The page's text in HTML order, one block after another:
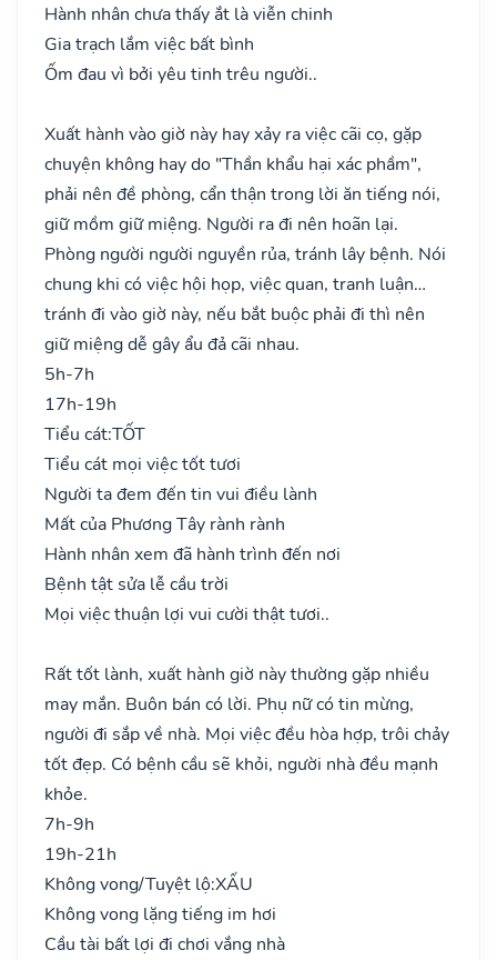
Hành nhân chưa thấy ắt là viễn chinh
Gia trạch lắm việc bất bình
Ốm đau vì bởi yêu tinh trêu người..
Xuất hành vào giờ này hay xảy ra việc cãi cọ, gặp
chuyện không hay do "Thần khẩu hại xác phầm",
phải nên đề phòng, cẩn thận trong lời ăn tiếng nói,
giữ mồm giữ miệng. Người ra đi nên hoãn lại.
Phòng người người nguyền rủa, tránh lây bệnh. Nói
chung khi có việc hội họp, việc quan, tranh luận…
tránh đi vào giờ này, nếu bắt buộc phải đi thì nên
giữ miệng dễ gây ẩu đả cãi nhau.
5h-7h
17h-19h
Tiểu cát:TỐT
Tiểu cát mọi việc tốt tươi
Người ta đem đến tin vui điều lành
Mất của Phương Tây rành rành
Hành nhân xem đã hành trình đến nơi
Bệnh tật sửa lễ cầu trời
Mọi việc thuận lợi vui cười thật tươi..
Rất tốt lành, xuất hành giờ này thường gặp nhiều
may mắn. Buôn bán có lời. Phụ nữ có tin mừng,
người đi sắp về nhà. Mọi việc đều hòa hợp, trôi chảy
tốt đẹp. Có bệnh cầu sẽ khỏi, người nhà đều mạnh
khỏe.
7h-9h
19h-21h
Không vong/Tuyệt lộ:XẤU
Không vong lặng tiếng im hơi
Cầu tài bất lợi đi chơi vắng nhà